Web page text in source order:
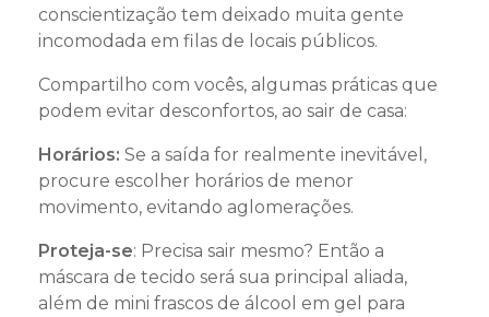
conscientização tem deixado muita gente
incomodada em filas de locais públicos.
Compartilho com vocês, algumas práticas que
podem evitar desconfortos, ao sair de casa:
Horários: Se a saída for realmente inevitável,
procure escolher horários de menor
movimento, evitando aglomerações.
Proteja-se: Precisa sair mesmo? Então a
máscara de tecido será sua principal aliada,
além de mini frascos de álcool em gel para